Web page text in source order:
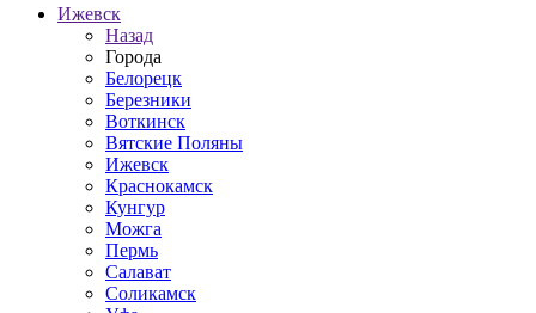
Ижевск
Назад
Города
Белорецк
Березники
Воткинск
Вятские Поляны
Ижевск
Краснокамск
Кунгур
Можга
Пермь
Салават
Соликамск